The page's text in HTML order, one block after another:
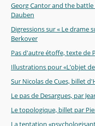
Georg Cantor and the
Dauben
Digressions sur « Le drame
Berkover
Pas d'autre étoffe, texte de
Illustrations pour «L’objet
Sur Nicolas de Cues, billet
Le pas de Desargues, par
Le topologique, billet par
La tentation